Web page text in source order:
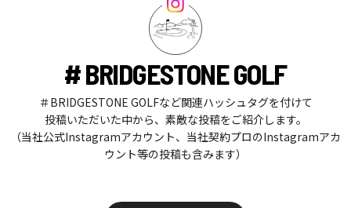
# BRIDGESTONE GOLF
＃BRIDGESTONE GOLFなど関連ハッシュタグを付けて
投稿いただいた中から、素敵な投稿をご紹介します。
（当社公式Instagramアカウント、当社契約プロのInstagramアカ
ウント等の投稿も含みます）